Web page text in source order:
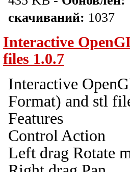
скачиваний: 1037
Interactive
files 1.0.7
Interactive
Format) and stl
Features
Control Action
Left drag Rotate